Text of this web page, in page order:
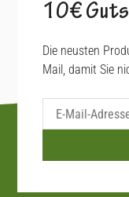
10€
Die neusten
Mail, damit Sie